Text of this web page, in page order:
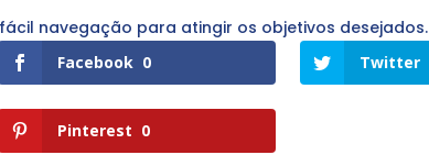
navegação para atingir os objetivos desejados.
Facebook 0 Twitter
Pinterest 0